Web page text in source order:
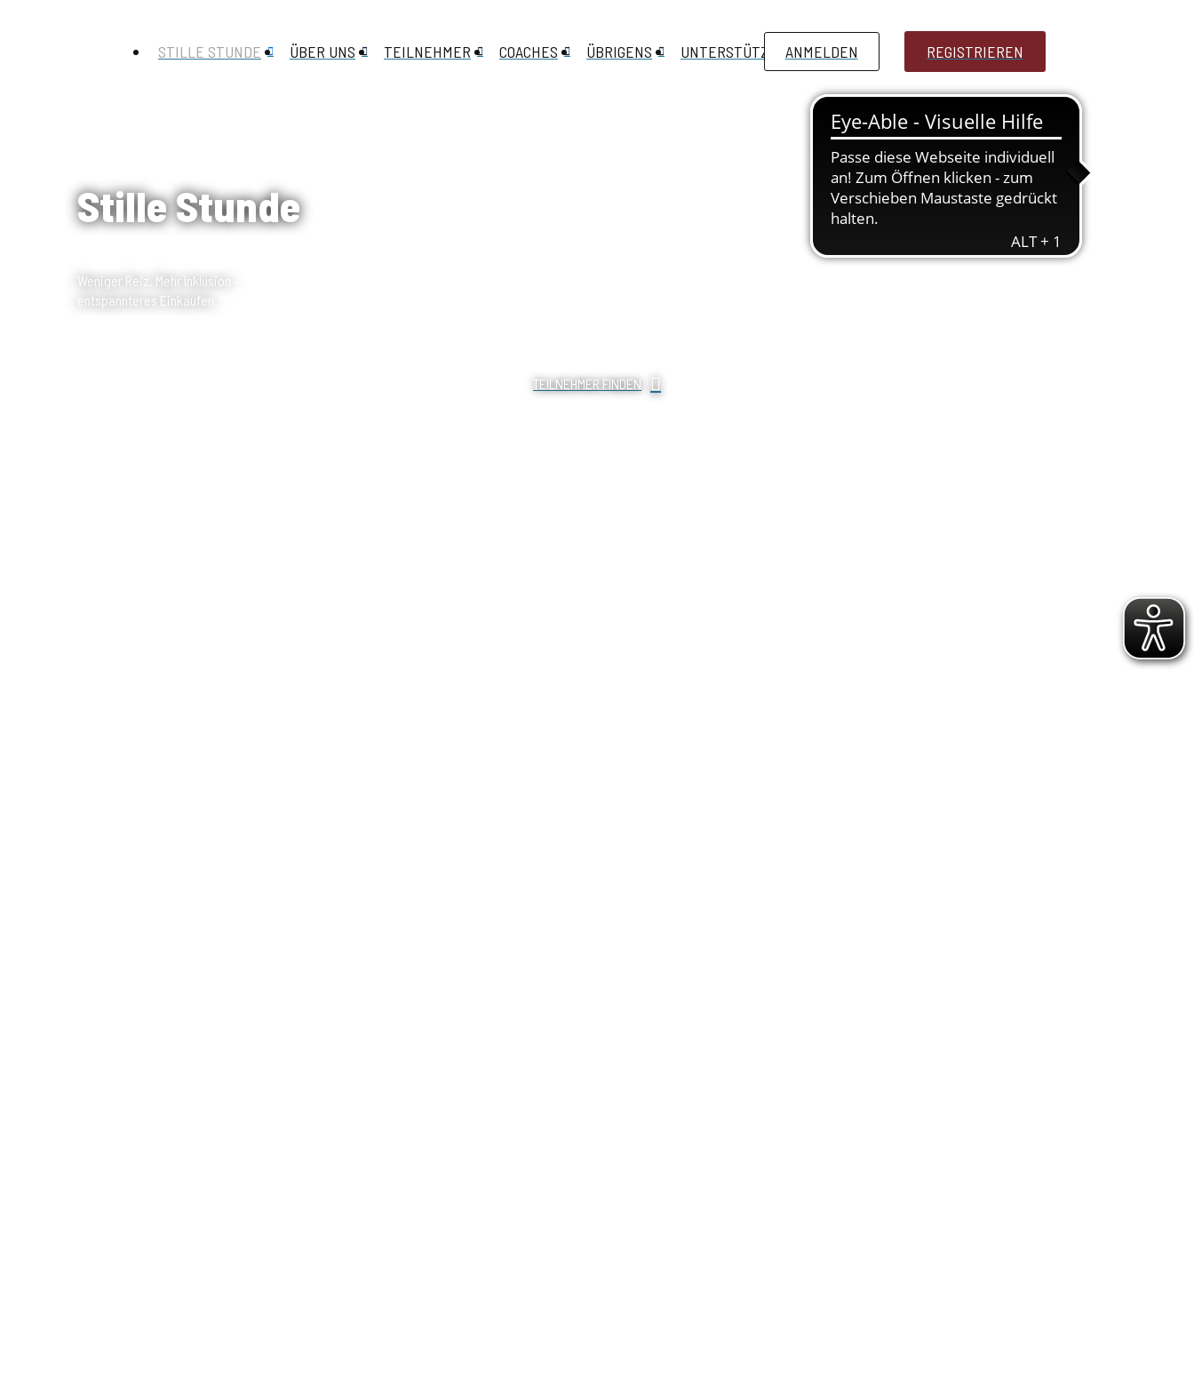
STILLE STUNDE ÜBER UNS TEILNEHMER COACHES ÜBRIGENS UNTERSTÜTZEN PRESSE
ANMELDEN REGISTRIEREN
Stille Stunde
Weniger Reiz. Mehr Inklusion -
entspannteres Einkaufen.
TEILNEHMER FINDEN